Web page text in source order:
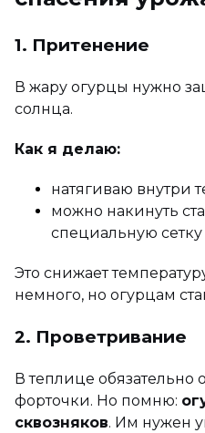
1. Притенение
В жару огурцы нужно
солнца.
Как я делаю:
натягиваю внутри
можно накинуть
специальную сетку
Это снижает
немного, но огурцам
2. Проветривание
В теплице
форточки. Но помню:
сквозняков. Им нужен